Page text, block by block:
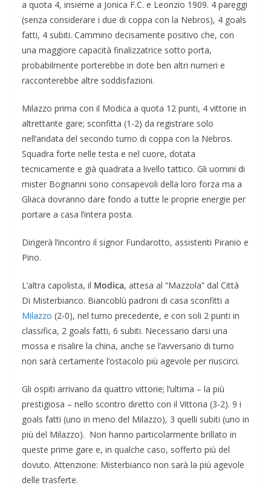
a quota 4, insieme a Jonica F.C. e Leonzio 1909. 4 pareggi
(senza considerare i due di coppa con la Nebros), 4 goals
fatti, 4 subiti. Cammino decisamente positivo che, con
una maggiore capacità finalizzatrice sotto porta,
probabilmente porterebbe in dote ben altri numeri e
racconterebbe altre soddisfazioni.
Milazzo prima con il Modica a quota 12 punti, 4 vittorie in
altrettante gare; sconfitta (1-2) da registrare solo
nell’andata del secondo turno di coppa con la Nebros.
Squadra forte nelle testa e nel cuore, dotata
tecnicamente e già quadrata a livello tattico. Gli uomini di
mister Bognanni sono consapevoli della loro forza ma a
Gliaca dovranno dare fondo a tutte le proprie energie per
portare a casa l’intera posta.
Dirigerà l’incontro il signor Fundarotto, assistenti Piranio e
Pino.
L’altra capolista, il Modica, attesa al “Mazzola” dal Città
Di Misterbianco. Biancoblù padroni di casa sconfitti a
Milazzo (2-0), nel turno precedente, e con soli 2 punti in
classifica, 2 goals fatti, 6 subiti. Necessario darsi una
mossa e risalire la china, anche se l’avversario di turno
non sarà certamente l’ostacolo più agevole per riuscirci.
Gli ospiti arrivano da quattro vittorie; l’ultima – la più
prestigiosa – nello scontro diretto con il Vittoria (3-2). 9 i
goals fatti (uno in meno del Milazzo), 3 quelli subiti (uno in
più del Milazzo). Non hanno particolarmente brillato in
queste prime gare e, in qualche caso, sofferto più del
dovuto. Attenzione: Misterbianco non sarà la più agevole
delle trasferte.